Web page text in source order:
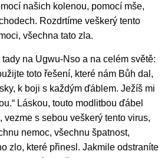
našich kolenou, pomocí mše,
Rozdrtíme veškerý tento
všechna tato zla.
na Ugwu-Nso a na celém světě:
toto řešení, které nám Bůh dal,
k boji s každým ďáblem. Ježíš mi
Láskou, touto modlitbou ďábel
vezme s sebou veškerý tento virus,
nemoc, všechnu špatnost,
zlo, které přinesl. Jakmile odstraníte